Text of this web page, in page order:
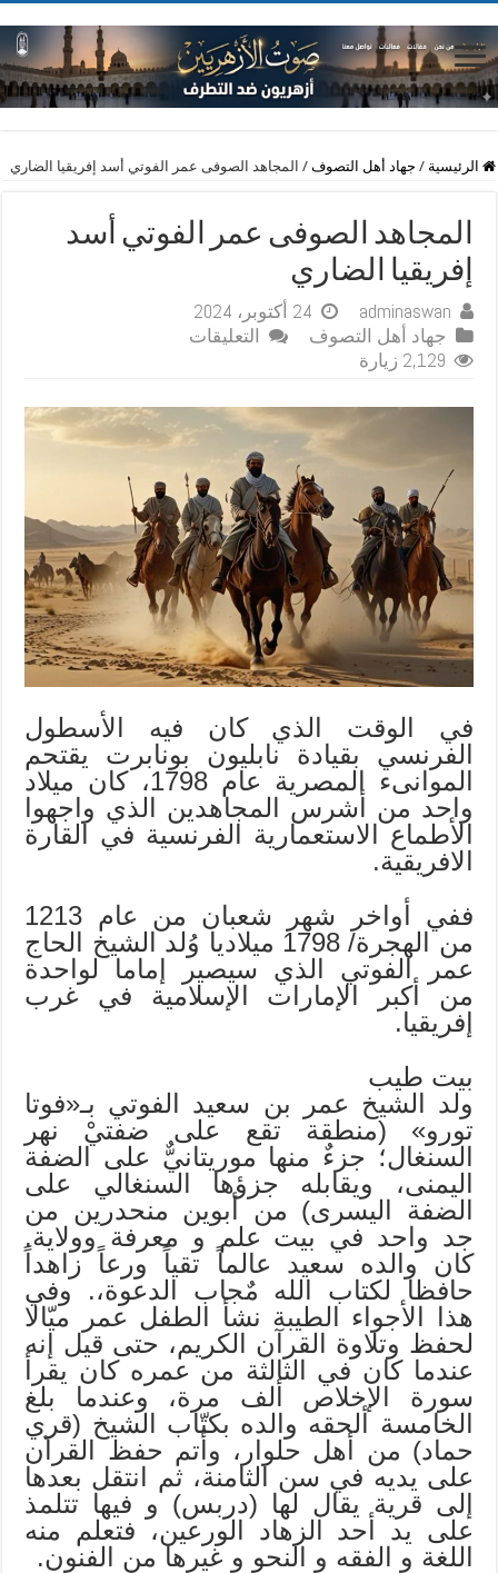
الرئيسية / جهاد أهل التصوف / المجاهد الصوفى عمر الفوتي أسد إفريقيا الضاري
المجاهد الصوفى عمر الفوتي أسد
إفريقيا الضاري
adminaswan
24 أكتوبر، 2024
جهاد أهل التصوف
التعليقات
عمر
الفوتي
إفريقيا
الضاري
مغلقة
2,129 زيارة
في الوقت الذي كان فيه الأسطول
الفرنسي بقيادة نابليون بونابرت يقتحم
الموانىء المصرية عام 1798، كان ميلاد
واحد من أشرس المجاهدين الذي واجهوا
الأطماع الاستعمارية الفرنسية في القارة
الافريقية.
ففي أواخر شهر شعبان من عام 1213
من الهجرة/ 1798 ميلاديا وُلد الشيخ الحاج
عمر الفوتي الذي سيصير إماما لواحدة
من أكبر الإمارات الإسلامية في غرب
إفريقيا.
بيت طيب
ولد الشيخ عمر بن سعيد الفوتي بـ«فوتا
تورو» (منطقة تقع على ضفتيْ نهر
السنغال؛ جزءٌ منها موريتانيٌّ على الضفة
اليمنى، ويقابله جزؤها السنغالي على
الضفة اليسرى) من أبوين منحدرين من
جد واحد في بيت علم و معرفة وولاية.
كان والده سعيد عالماً تقياً ورعاً زاهداً
حافظا لكتاب الله مٌجاب الدعوة،. وفي
هذا الأجواء الطيبة نشأ الطفل عمر ميّالا
لحفظ وتلاوة القرآن الكريم، حتى قيل إنه
عندما كان في الثالثة من عمره كان يقرأ
سورة الإخلاص ألف مرة، وعندما بلغ
الخامسة ألحقه والده بكتّاب الشيخ (قري
حماد) من أهل حلوار، وأتم حفظ القرآن
على يديه في سن الثامنة، ثم انتقل بعدها
إلى قرية يقال لها (دربس) و فيها تتلمذ
على يد أحد الزهاد الورعين، فتعلم منه
اللغة و الفقه و النحو و غيرها من الفنون.